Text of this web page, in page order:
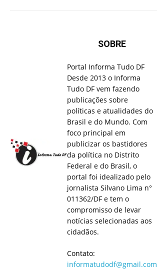
SOBRE
Portal Informa Tudo DF
Desde 2013 o Informa
Tudo DF vem fazendo
publicações sobre
políticas e atualidades do
Brasil e do Mundo. Com
foco principal em
publicizar os bastidores
da política no Distrito
Federal e do Brasil, o
portal foi idealizado pelo
jornalista Silvano Lima n°
011362/DF e tem o
compromisso de levar
notícias selecionadas aos
cidadãos.
Contato:
informatudodf@gmail.com